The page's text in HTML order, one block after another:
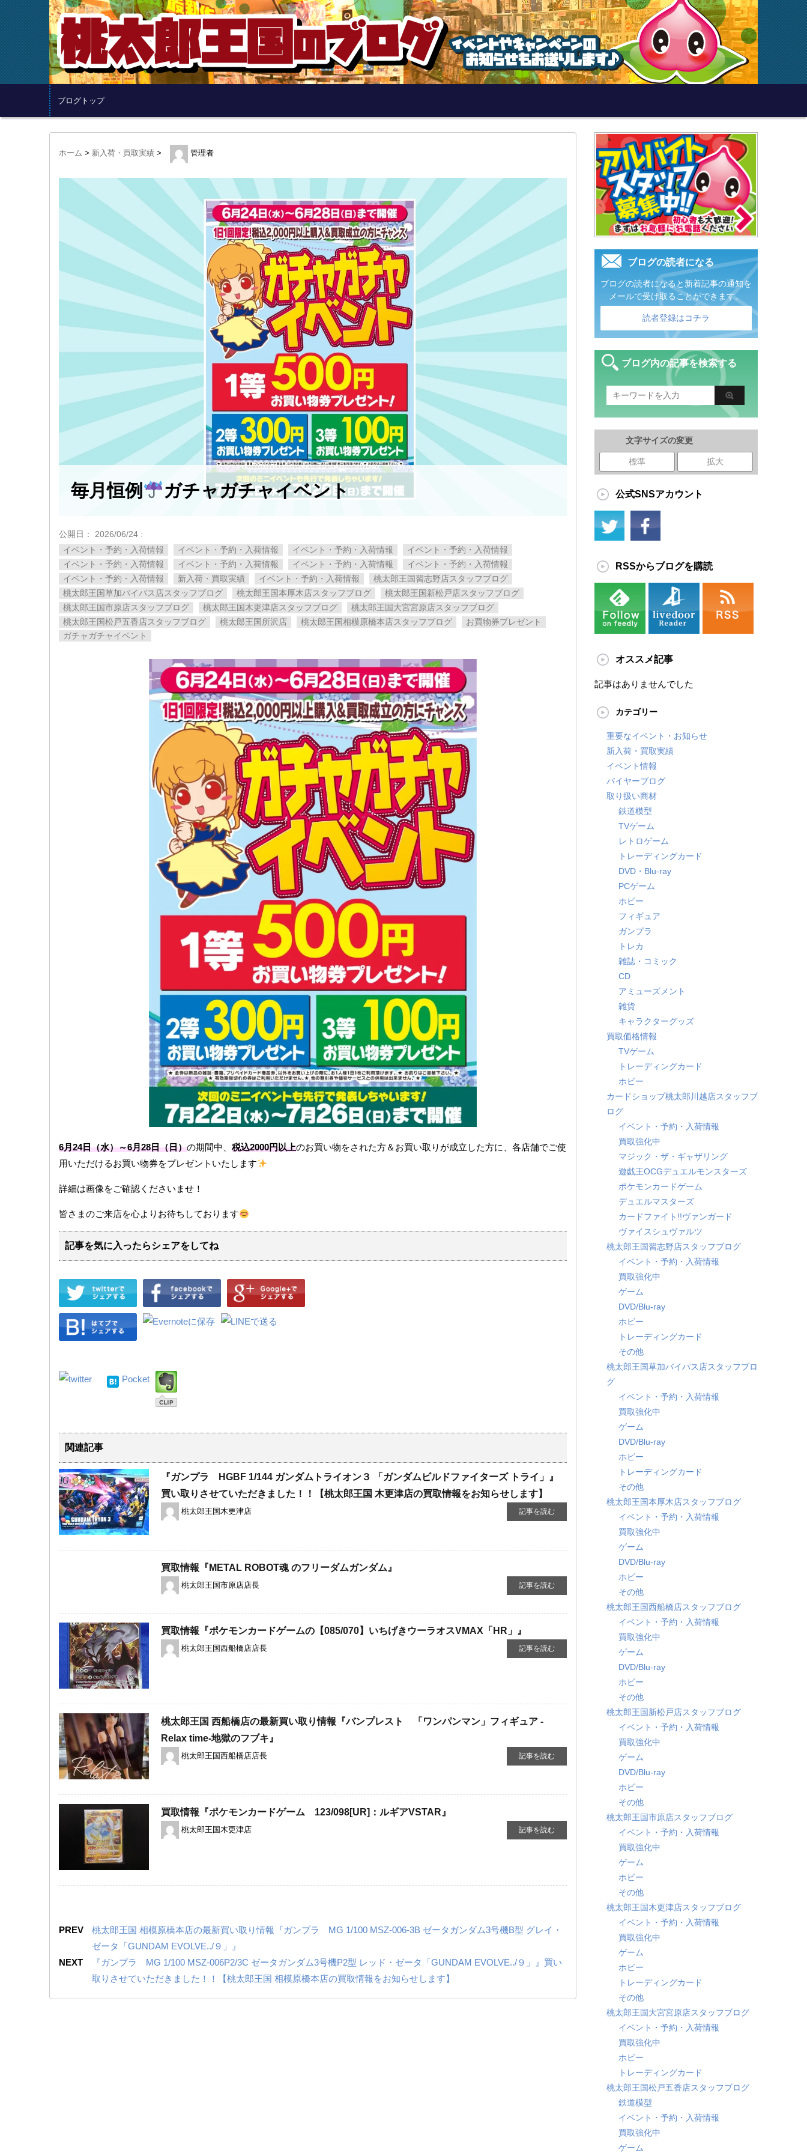
ブログトップ
ホーム > 新入荷・買取実績 > 管理者
毎月恒例 ガチャガチャイベント
公開日： 2026/06/24 :
イベント・予約・入荷情報
イベント・予約・入荷情報 イベント・予約・入荷情報
イベント・予約・入荷情報
イベント・予約・入荷情報
イベント・予約・入荷情報 イベント・予約・入荷情報
イベント・予約・入荷情報
イベント・予約・入荷情報
新入荷・買取実績 イベント・予約・入荷情報
桃太郎王国習志野店スタッフブログ
桃太郎王国草加バイパス店スタッフブログ
桃太郎王国本厚木店スタッフブログ
桃太郎王国新松戸店スタッフブログ
桃太郎王国市原店スタッフブログ
桃太郎王国木更津店スタッフブログ
桃太郎王国大宮宮原店スタッフブログ
桃太郎王国松戸五香店スタッフブログ
桃太郎王国所沢店 桃太郎王国相模原橋本店スタッフブログ
お買物券プレゼント
ガチャガチャイベント
6月24日（水）～6月28日（日）の期間中、 税込2000円以上のお買い物をされた方＆お買い取りが成立した方に、各店舗でご使
用いただけるお買い物券をプレゼントいたします
詳細は画像をご確認くださいませ！
皆さまのご来店を心よりお待ちしております
記事を気に入ったらシェアをしてね
Pocket
関連記事
『ガンプラ HGBF 1/144 ガンダムトライオン３ 「ガンダムビルドファイターズ トライ」』
買い取りさせていただきました！！【桃太郎王国 木更津店の買取情報をお知らせします】
桃太郎王国木更津店 記事を読む
買取情報『METAL ​ROBOT魂 ​のフリーダムガンダム』
桃太郎王国市原店店長 記事を読む
買取情報『ポケモンカードゲームの【085/070】いちげきウーラオスVMAX「HR」』
桃太郎王国西船橋店店長 記事を読む
桃太郎王国 西船橋店の最新買い取り情報『バンプレスト 「ワンパンマン」フィギュア ​-
Relax ​time-地獄のフブキ』
桃太郎王国西船橋店店長 記事を読む
買取情報『ポケモンカードゲーム 123/098[UR]：ルギアVSTAR』
桃太郎王国木更津店 記事を読む
PREV
桃太郎王国 相模原橋本店の最新買い取り情報『ガンプラ MG 1/100 MSZ-006-3B ゼータガンダム3号機B型 グレイ・
ゼータ「GUNDAM EVOLVE../９」』
NEXT
『ガンプラ MG ​1/100 ​MSZ-006P2/3C ​ゼータガンダム3号機P2型 ​レッド・ゼータ「GUNDAM EVOLVE../９」』買い
取りさせていただきました！！【桃太郎王国 相模原橋本店の買取情報をお知らせします】
ブログの読者になる
ブログの読者になると新着記事の通知を
メールで受け取ることができます。
読者登録はコチラ
ブログ内の記事を検索する
文字サイズの変更
標準 拡大
公式SNSアカウント
RSSからブログを購読
オススメ記事
記事はありませんでした
カテゴリー
重要なイベント・お知らせ
新入荷・買取実績
イベント情報
バイヤーブログ
取り扱い商材
鉄道模型
TVゲーム
レトロゲーム
トレーディングカード
DVD・Blu-ray
PCゲーム
ホビー
フィギュア
ガンプラ
トレカ
雑誌・コミック
CD
アミューズメント
雑貨
キャラクターグッズ
買取価格情報
TVゲーム
トレーディングカード
ホビー
カードショップ桃太郎川越店スタッフブ
ログ
イベント・予約・入荷情報
買取強化中
マジック・ザ・ギャザリング
遊戯王OCGデュエルモンスターズ
ポケモンカードゲーム
デュエルマスターズ
カードファイト!!ヴァンガード
ヴァイスシュヴァルツ
桃太郎王国習志野店スタッフブログ
イベント・予約・入荷情報
買取強化中
ゲーム
DVD/Blu-ray
ホビー
トレーディングカード
その他
桃太郎王国草加バイパス店スタッフブロ
グ
イベント・予約・入荷情報
買取強化中
ゲーム
DVD/Blu-ray
ホビー
トレーディングカード
その他
桃太郎王国本厚木店スタッフブログ
イベント・予約・入荷情報
買取強化中
ゲーム
DVD/Blu-ray
ホビー
その他
桃太郎王国西船橋店スタッフブログ
イベント・予約・入荷情報
買取強化中
ゲーム
DVD/Blu-ray
ホビー
その他
桃太郎王国新松戸店スタッフブログ
イベント・予約・入荷情報
買取強化中
ゲーム
DVD/Blu-ray
ホビー
その他
桃太郎王国市原店スタッフブログ
イベント・予約・入荷情報
買取強化中
ゲーム
ホビー
その他
桃太郎王国木更津店スタッフブログ
イベント・予約・入荷情報
買取強化中
ゲーム
ホビー
トレーディングカード
その他
桃太郎王国大宮宮原店スタッフブログ
イベント・予約・入荷情報
買取強化中
ホビー
トレーディングカード
桃太郎王国松戸五香店スタッフブログ
鉄道模型
イベント・予約・入荷情報
買取強化中
ゲーム